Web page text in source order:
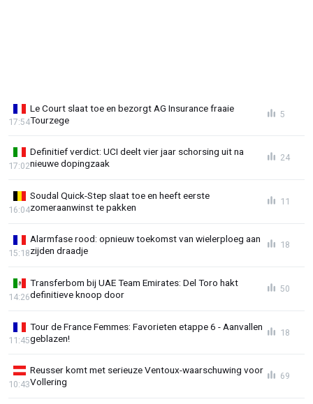
Le Court slaat toe en bezorgt AG Insurance fraaie
Tourzege
17:54
5
Definitief verdict: UCI deelt vier jaar schorsing uit na
nieuwe dopingzaak
17:02
24
Soudal Quick-Step slaat toe en heeft eerste
zomeraanwinst te pakken
16:04
11
Alarmfase rood: opnieuw toekomst van wielerploeg aan
zijden draadje
15:18
18
Transferbom bij UAE Team Emirates: Del Toro hakt
definitieve knoop door
14:26
50
Tour de France Femmes: Favorieten etappe 6 - Aanvallen
geblazen!
11:45
18
Reusser komt met serieuze Ventoux-waarschuwing voor
Vollering
10:43
69